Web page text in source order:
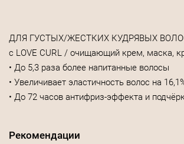
ДЛЯ ГУСТЫХ/ЖЕСТКИХ КУДРЯВЫХ
с LOVE CURL / очищающий крем, маска,
• До 5,3 раза более напитанные волосы
• Увеличивает эластичность волос на
• До 72 часов антифриз-эффекта и
Рекомендации